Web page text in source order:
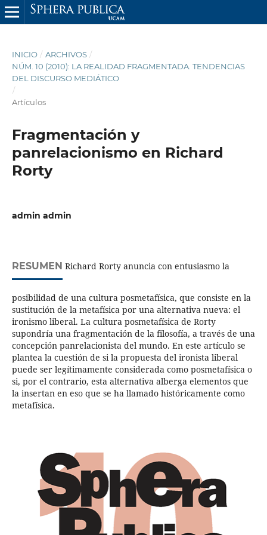
INICIO / ARCHIVOS /
NÚM. 10 (2010): LA REALIDAD FRAGMENTADA. TENDENCIAS
DEL DISCURSO MEDIÁTICO
/
Artículos
Fragmentación y
panrelacionismo en Richard
Rorty
admin admin
RESUMEN Richard Rorty anuncia con entusiasmo la
posibilidad de una cultura posmetafísica, que consiste en la
sustitución de la metafísica por una alternativa nueva: el
ironismo liberal. La cultura posmetafísica de Rorty
supondría una fragmentación de la filosofía, a través de una
concepción panrelacionista del mundo. En este artículo se
plantea la cuestión de si la propuesta del ironista liberal
puede ser legítimamente considerada como posmetafísica o
si, por el contrario, esta alternativa alberga elementos que
la insertan en eso que se ha llamado históricamente como
metafísica.